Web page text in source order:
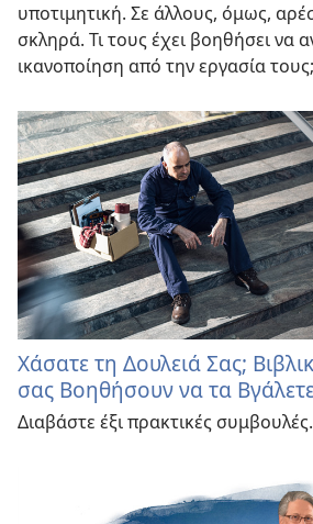
υποτιμητική. Σε άλλους, όμως,
σκληρά. Τι τους έχει βοηθήσει να
ικανοποίηση από την εργασία τους;
Χάσατε τη Δουλειά Σας;
σας Βοηθήσουν να τα
Διαβάστε έξι πρακτικές συμβουλές.